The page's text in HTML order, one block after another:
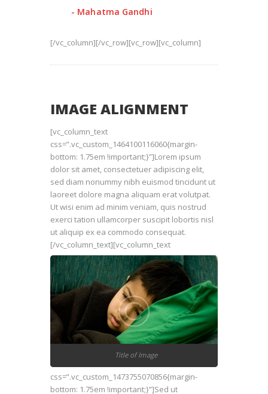
- Mahatma Gandhi
[/vc_column][/vc_row][vc_row][vc_column]
IMAGE ALIGNMENT
[vc_column_text
css=”.vc_custom_1464100116060{margin-
bottom: 1.75em !important;}”]Lorem ipsum
dolor sit amet, consectetuer adipiscing elit,
sed diam nonummy nibh euismod tincidunt ut
laoreet dolore magna aliquam erat volutpat.
Ut wisi enim ad minim veniam, quis nostrud
exerci tation ullamcorper suscipit lobortis nisl
ut aliquip ex ea commodo consequat.
[/vc_column_text]
Title of Image
[vc_column_text
css=”.vc_custom_1473755070856{margin-
bottom: 1.75em !important;}”]Sed ut